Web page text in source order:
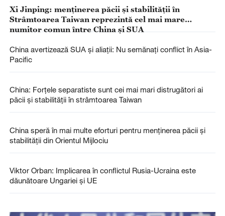
Xi Jinping: menținerea păcii și stabilității în
Strâmtoarea Taiwan reprezintă cel mai mare
numitor comun între China și SUA
China avertizează SUA și aliații: Nu semănați conflict în Asia-
Pacific
China: Forțele separatiste sunt cei mai mari distrugători ai
păcii și stabilității în strâmtoarea Taiwan
China speră în mai multe eforturi pentru menținerea păcii și
stabilității din Orientul Mijlociu
Viktor Orban: Implicarea în conflictul Rusia-Ucraina este
dăunătoare Ungariei și UE